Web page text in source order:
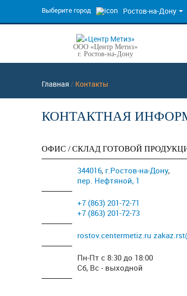
Выберите город Ростов-на-Дону
ООО «Центр Метиз»
г. Ростов-на-Дону
Главная / Контакты
КОНТАКТНАЯ
ОФИС / СКЛАД ГОТОВОЙ
344016, г.Ростов-на-Дону,
пер. Нефтяной, 1
+7 (863) 201-72-71
+7 (863) 201-72-73
rostov.centermetiz.ru
Пн-Пт с 8:30 до 18:00
Сб, Вс - выходной